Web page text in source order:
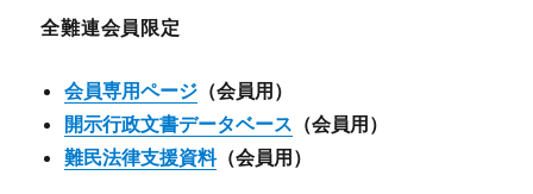
ブ
全難連会員限定
会員専用ページ （会員用）
開示行政文書データベース （会員用）
難民法律支援資料（会員用）